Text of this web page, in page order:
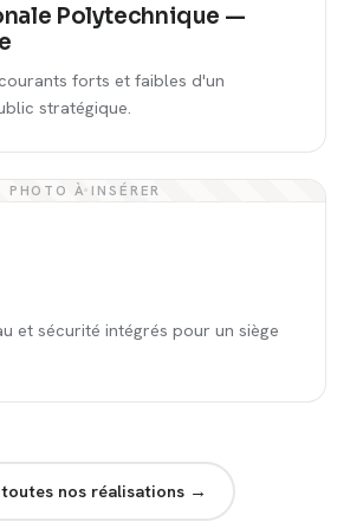
Polytechnique —
forts et faibles d'un
stratégique.
PHOTO À INSÉRER
et sécurité intégrés pour un siège
nos réalisations →